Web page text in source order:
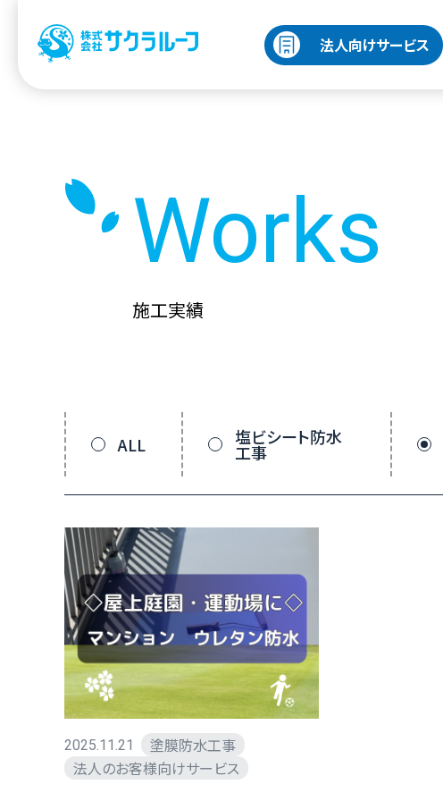
法人向けサービス
Works
施工実績
ALL 塩ビシート防水
工事
2025.11.21
塗膜防水工事
法人のお客様向けサービス